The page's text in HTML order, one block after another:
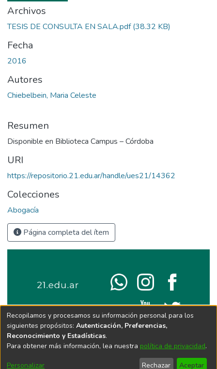
Archivos
TESIS DE CONSULTA EN SALA.pdf(38.32 KB)
Fecha
2016
Autores
Chiebelbein, Maria Celeste
Resumen
Disponible en Biblioteca Campus – Córdoba
URI
https://repositorio.21.edu.ar/handle/ues21/14362
Colecciones
Abogacía
Página completa del ítem
Recopilamos y procesamos su información personal para los
siguientes propósitos: Autenticación, Preferencias,
Reconocimiento y Estadísticas.
Para obtener más información, lea nuestra política de privacidad.
Personalizar Rechazar Aceptar